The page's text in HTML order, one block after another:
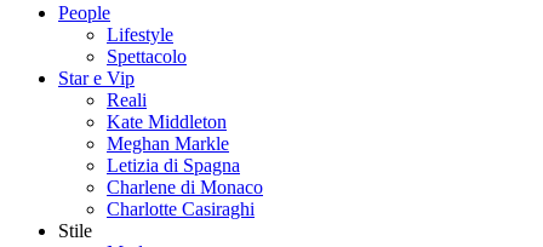
People
Lifestyle
Spettacolo
Star e Vip
Reali
Kate Middleton
Meghan Markle
Letizia di Spagna
Charlene di Monaco
Charlotte Casiraghi
Stile